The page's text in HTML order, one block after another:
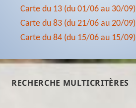
Carte du 13 (du 01/06 au 30/09)
Carte du 83 (du 21/06 au 20/09)
Carte du 84 (du 15/06 au 15/09)
RECHERCHE MULTICRITÈRES